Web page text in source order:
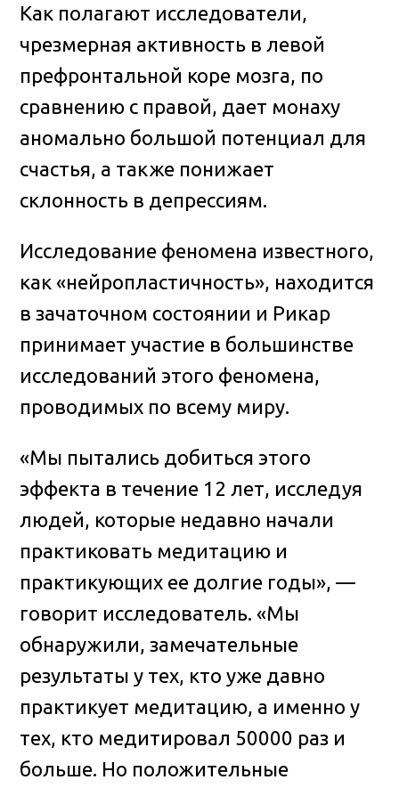
Как полагают исследователи,
чрезмерная активность в левой
префронтальной коре мозга, по
сравнению с правой, дает монаху
аномально большой потенциал для
счастья, а также понижает
склонность в депрессиям.
Исследование феномена известного,
как «нейропластичность», находится
в зачаточном состоянии и Рикар
принимает участие в большинстве
исследований этого феномена,
проводимых по всему миру.
«Мы пытались добиться этого
эффекта в течение 12 лет, исследуя
людей, которые недавно начали
практиковать медитацию и
практикующих ее долгие годы», —
говорит исследователь. «Мы
обнаружили, замечательные
результаты у тех, кто уже давно
практикует медитацию, а именно у
тех, кто медитировал 50000 раз и
больше. Но положительные